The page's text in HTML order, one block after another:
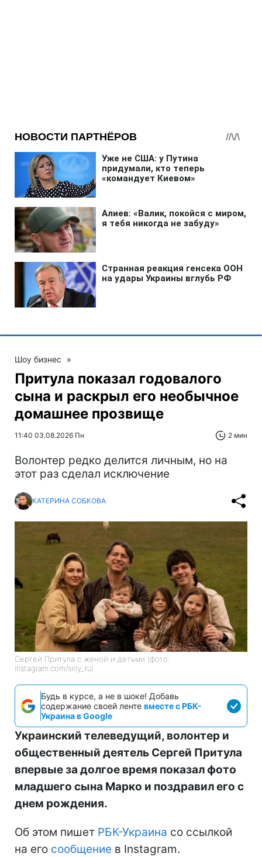
Шоу бизнес »
Притула показал годовалого
сына и раскрыл его необычное
домашнее прозвище
11:40 03.08.2026 Пн 2 мин
Волонтер редко делится личным, но на
этот раз сделал исключение
КАТЕРИНА СОБКОВА
Сергей Притула с женой и детьми (фото:
instagram.com/siriy_ru)
Будь в курсе, а не в шоке! Добавь
содержание своей ленте вместе с РБК-
Украина в Google
Украинский телеведущий, волонтер и
общественный деятель Сергей Притула
впервые за долгое время показал фото
младшего сына Марко и поздравил его с
днем рождения.
Об этом пишет РБК-Украина со ссылкой
на его сообщение в Instagram.